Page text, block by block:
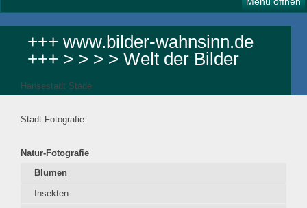
+++ www.bilder-wahnsinn.de
+++ > > > > Welt der Bilder
Hansestadt Stade
Stadt Fotografie
Natur-Fotografie
Blumen
Insekten